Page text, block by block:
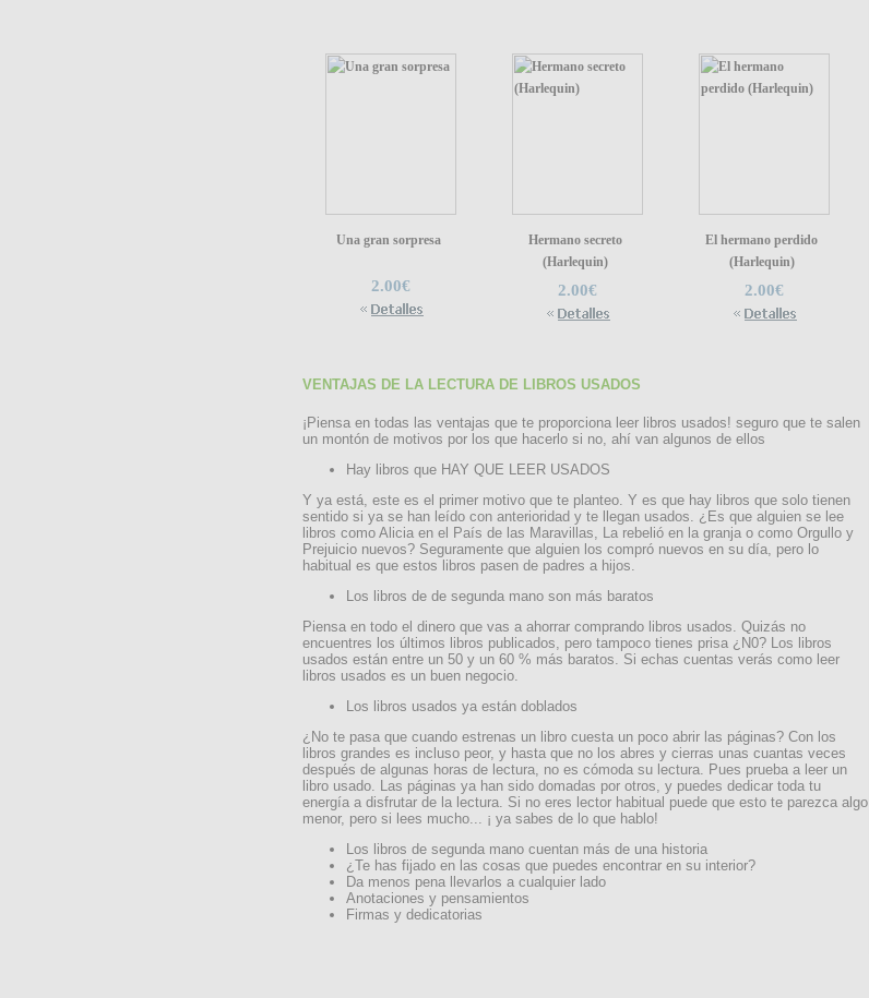
Una gran sorpresa
2.00€
Hermano secreto
(Harlequin)
2.00€
El hermano perdido
(Harlequin)
2.00€
VENTAJAS DE LA LECTURA DE LIBROS USADOS
¡Piensa en todas las ventajas que te proporciona leer libros usados! seguro que te salen
un montón de motivos por los que hacerlo si no, ahí van algunos de ellos
Hay libros que HAY QUE LEER USADOS
Y ya está, este es el primer motivo que te planteo. Y es que hay libros que solo tienen
sentido si ya se han leído con anterioridad y te llegan usados. ¿Es que alguien se lee
libros como Alicia en el País de las Maravillas, La rebelió en la granja o como Orgullo y
Prejuicio nuevos? Seguramente que alguien los compró nuevos en su día, pero lo
habitual es que estos libros pasen de padres a hijos.
Los libros de de segunda mano son más baratos
Piensa en todo el dinero que vas a ahorrar comprando libros usados. Quizás no
encuentres los últimos libros publicados, pero tampoco tienes prisa ¿N0? Los libros
usados están entre un 50 y un 60 % más baratos. Si echas cuentas verás como leer
libros usados es un buen negocio.
Los libros usados ya están doblados
¿No te pasa que cuando estrenas un libro cuesta un poco abrir las páginas? Con los
libros grandes es incluso peor, y hasta que no los abres y cierras unas cuantas veces
después de algunas horas de lectura, no es cómoda su lectura. Pues prueba a leer un
libro usado. Las páginas ya han sido domadas por otros, y puedes dedicar toda tu
energía a disfrutar de la lectura. Si no eres lector habitual puede que esto te parezca algo
menor, pero si lees mucho... ¡ ya sabes de lo que hablo!
Los libros de segunda mano cuentan más de una historia
¿Te has fijado en las cosas que puedes encontrar en su interior?
Da menos pena llevarlos a cualquier lado
Anotaciones y pensamientos
Firmas y dedicatorias